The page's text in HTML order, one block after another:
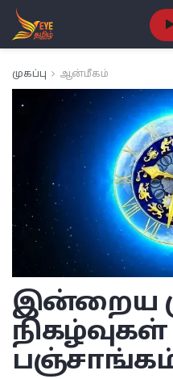
முகப்பு ஆன்மீகம்
இன்றைய